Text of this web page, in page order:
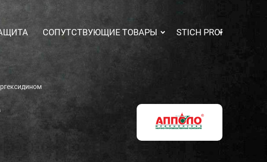
СОПУТСТВУЮЩИЕ ТОВАРЫ STICH PROFI